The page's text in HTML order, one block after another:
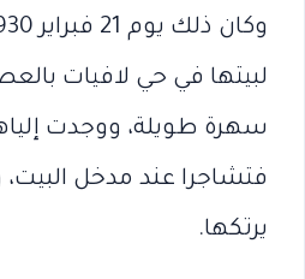
لبيتها في حي لافيات
سهرة طويلة، ووجدت
فتشاجرا عند مدخل
يرتكها.